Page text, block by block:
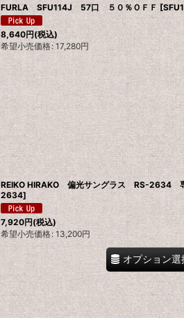
FURLA SFU114J 57口 ５０％ＯＦＦ [
8,640円(税込)
希望小売価格: 17,280円
REIKO HIRAKO 偏光サングラス RS-2634
2634]
7,920円(税込)
希望小売価格: 13,200円
オプション選